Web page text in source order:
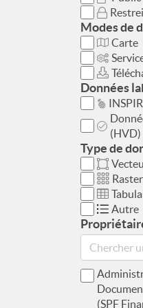
Modes de
Carte
Données
(HVD)
Type de
Raster
Autre
(SPF